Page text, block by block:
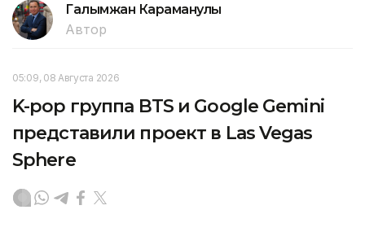
Галымжан Караманулы
Автор
05:09, 08 Августа 2026
K-pop группа BTS и Google Gemini
представили проект в Las Vegas
Sphere